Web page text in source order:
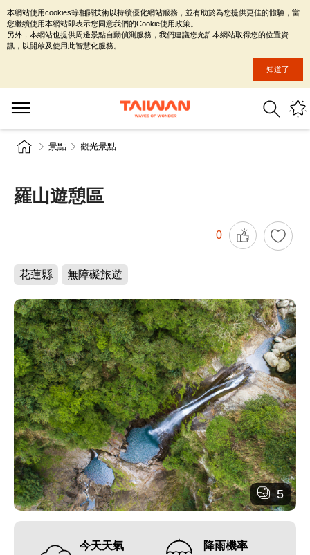
景點 觀光景點
羅山遊憩區
0
花蓮縣 無障礙旅遊
5
今天天氣
降雨機率
本網站使用cookies等相關技術以持續優化網站服務，並有助於為您提供更佳的體驗，當
您繼續使用本網站即表示您同意我們的Cookie使用政策。
另外，本網站也提供周邊景點自動偵測服務，我們建議您允許本網站取得您的位置資
訊，以開啟及使用此智慧化服務。
知道了